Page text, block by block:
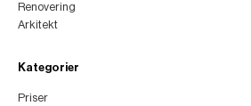
Renovering
Arkitekt
Kategorier
Priser